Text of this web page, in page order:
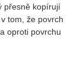
přesně kopírují
tom, že povrch
oproti povrchu